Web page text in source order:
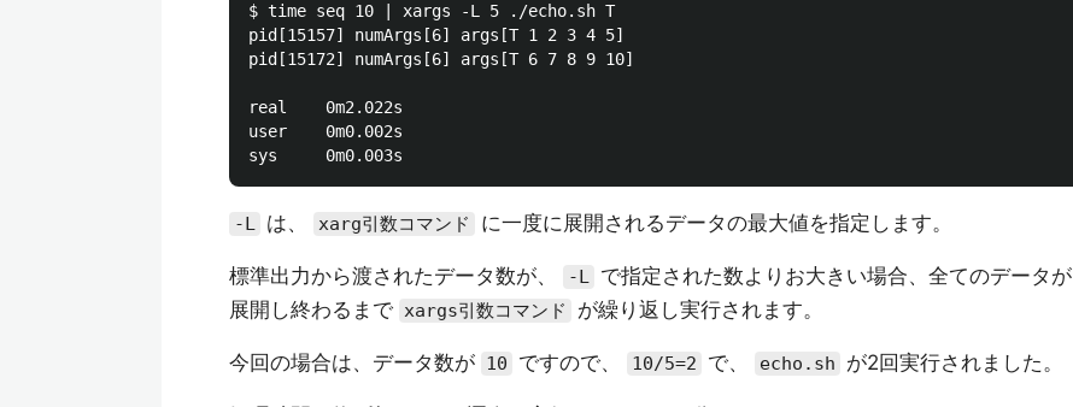
$ time seq 10 | xargs -L 5 ./echo.sh T
pid[15157] numArgs[6] args[T 1 2 3 4 5]
pid[15172] numArgs[6] args[T 6 7 8 9 10]
real    0m2.022s
user    0m0.002s
-L は、 xarg引数コマンド に一度に展開されるデータの最大値を指定します。
標準出力から渡されたデータ数が、 -L で指定された数よりお大きい場合、全てのデータが
展開し終わるまで xargs引数コマンド が繰り返し実行されます。
今回の場合は、データ数が 10 ですので、 10/5=2 で、 echo.sh が2回実行されました。